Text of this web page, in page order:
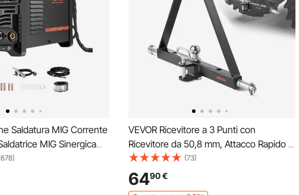
Saldatura MIG Corrente
MIG Sinergica
Senza Gas
Lift TIG 3 in 1 Saldatrice
IGBT Inverter, Schermo
VEVOR Ricevitore a 3 Punti con
Ricevitore da 50,8 mm, Attacco Rapido a
3 Punti, Capacità di ca. 2721,5 kg,
Adattatore per Barra di Traino per
Trattori per Impieghi Gravosi, Colore
(73)
6490€